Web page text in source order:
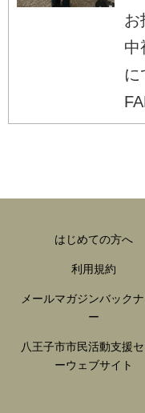
お
中
に
はじめての方へ
利用規約
メールマガジンバック
ー
八王子市市民活動支援
ーウェブサイト